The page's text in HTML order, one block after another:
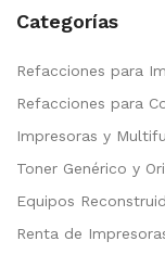
Categorías
Refacciones para
Refacciones para
Impresoras y
Toner Genérico y
Equipos
Renta de